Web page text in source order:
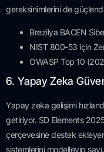
gereksinimlerini de
Brezilya BACEN
NIST 800-53 için
OWASP Top 10
6. Yapay Zeka
Yapay zeka gelişimi
getiriyor. SD Elements
çerçevesine destek
sistemlerini modelleyip